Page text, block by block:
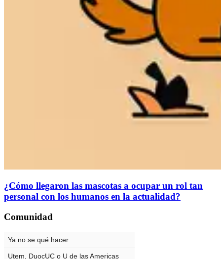
¿Cómo llegaron las mascotas a ocupar un rol tan
personal con los humanos en la actualidad?
Comunidad